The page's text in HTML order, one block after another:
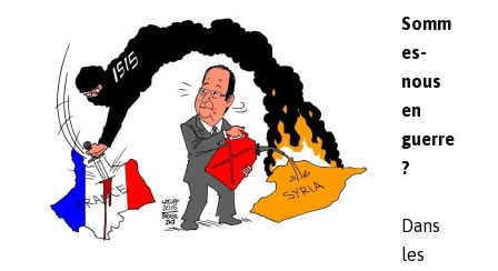
Somm
es-
nous
en
guerre
?
Dans
les